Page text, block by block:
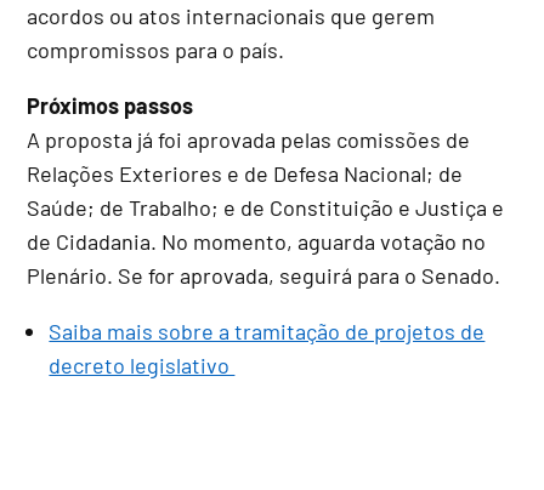
acordos ou atos internacionais que gerem
compromissos para o país.
Próximos passos
A proposta já foi aprovada pelas comissões de
Relações Exteriores e de Defesa Nacional; de
Saúde; de Trabalho; e de Constituição e Justiça e
de Cidadania. No momento, aguarda votação no
Plenário. Se for aprovada, seguirá para o Senado.
Saiba mais sobre a tramitação de projetos de
decreto legislativo